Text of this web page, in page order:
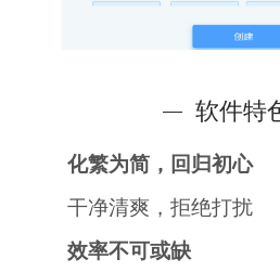
软件特
化繁为简，回归初心
干净清爽，拒绝打扰
效率不可或缺